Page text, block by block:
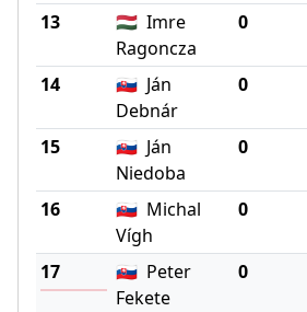
13 🇭🇺 Imre
Ragoncza
0
14 🇸🇰 Ján
Debnár
0
15 🇸🇰 Ján
Niedoba
0
16 🇸🇰 Michal
Vígh
0
17 🇸🇰 Peter
Fekete
0